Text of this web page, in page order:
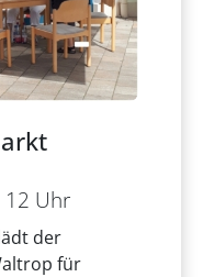
12 Uhr
der
für